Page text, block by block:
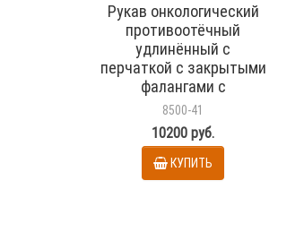
Рукав онкологический
противоотёчный
удлинённый с
перчаткой с закрытыми
фалангами с
силиконовой тесьмой 1
класса компрессии арт.
512DG
8500-41
10200 руб.
КУПИТЬ